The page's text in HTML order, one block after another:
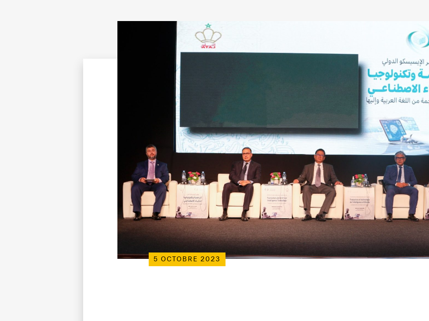
5 OCTOBRE 2023